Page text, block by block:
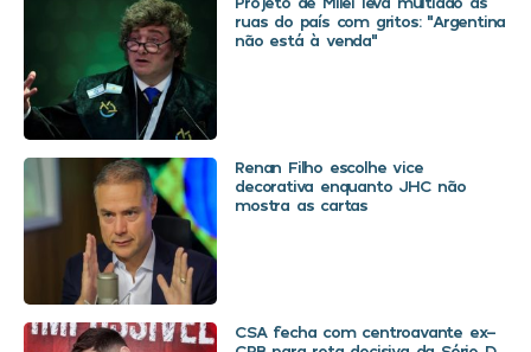
ruas do país com gritos: “Argentina
não está à venda”
Renan Filho escolhe vice
decorativa enquanto JHC não
mostra as cartas
CSA fecha com centroavante ex-